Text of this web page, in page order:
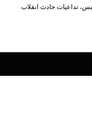
تداعيات حادث انقلاب